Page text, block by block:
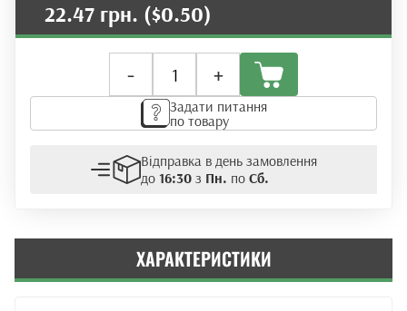
22.47 грн. ($0.50)
-
розетка
FOR-
02
кількість
+
Задати питання
по товару
Відправка в день замовлення
до 16:30з Пн. по Сб.
ХАРАКТЕРИСТИКИ